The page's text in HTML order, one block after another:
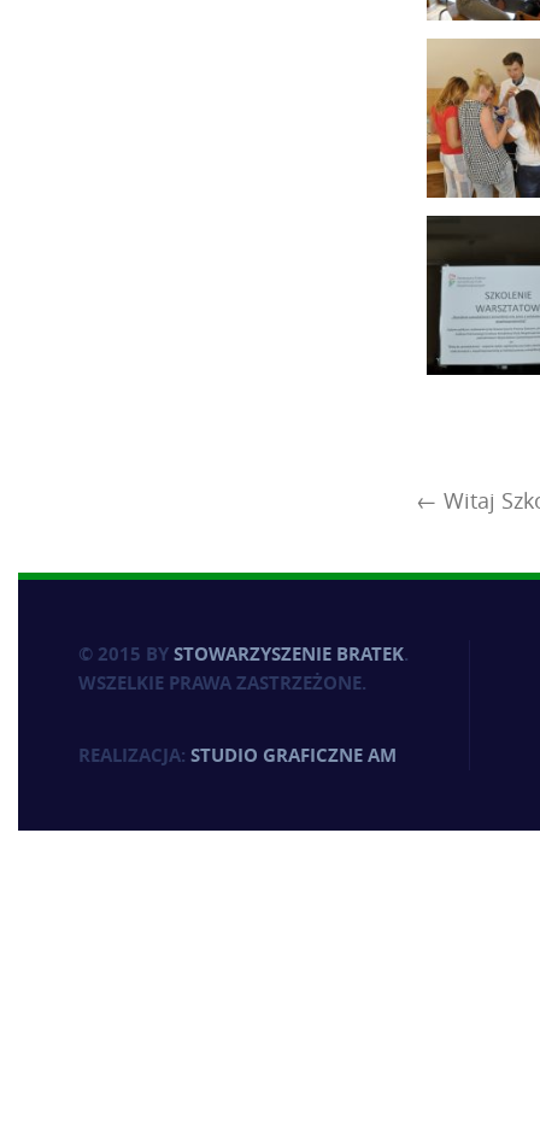
← Witaj
© 2015 BYSTOWARZYSZENIE BRATEK.
WSZELKIE PRAWA ZASTRZEŻONE.
REALIZACJA: STUDIO GRAFICZNE AM